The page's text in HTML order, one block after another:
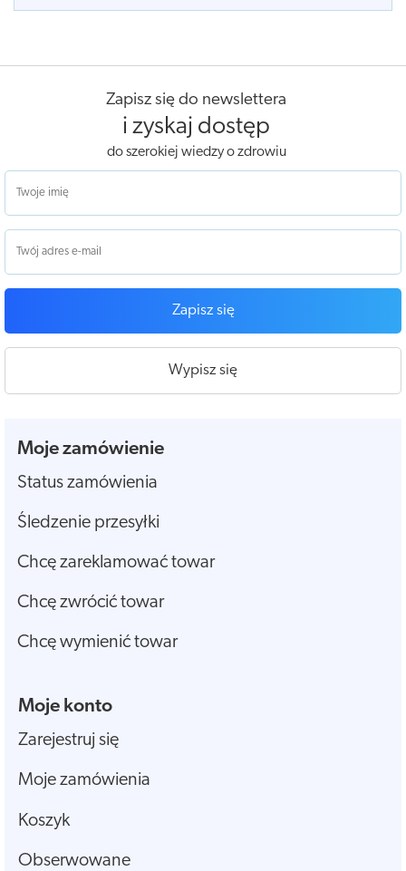
Zapisz się do newslettera
i zyskaj dostęp
do szerokiej wiedzy o zdrowiu
Zapisz się
Wypisz się
Moje zamówienie
Status zamówienia
Śledzenie przesyłki
Chcę zareklamować towar
Chcę zwrócić towar
Chcę wymienić towar
Moje konto
Zarejestruj się
Moje zamówienia
Koszyk
Obserwowane